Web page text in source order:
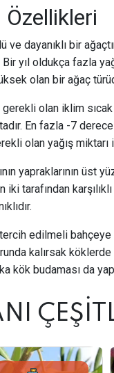
Özellikleri
ve dayanıklı bir
yıl oldukça fazla
olan bir ağaç
olan iklim
En fazla -7
olan yağış miktarı
yapraklarının üst
tarafından
edilmeli bahçeye
kalırsak
kök budaması da